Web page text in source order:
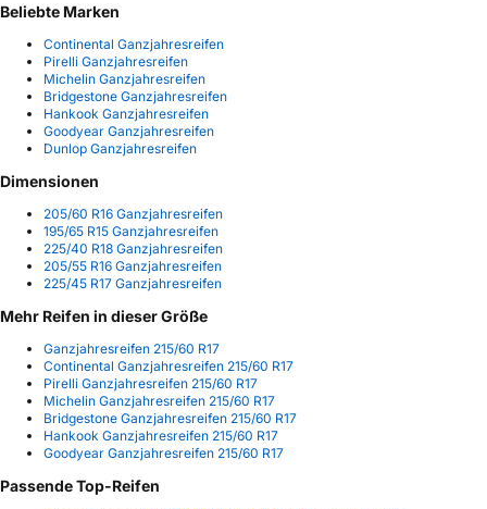
Beliebte Marken
Continental Ganzjahresreifen
Pirelli Ganzjahresreifen
Michelin Ganzjahresreifen
Bridgestone Ganzjahresreifen
Hankook Ganzjahresreifen
Goodyear Ganzjahresreifen
Dunlop Ganzjahresreifen
Dimensionen
205/60 R16 Ganzjahresreifen
195/65 R15 Ganzjahresreifen
225/40 R18 Ganzjahresreifen
205/55 R16 Ganzjahresreifen
225/45 R17 Ganzjahresreifen
Mehr Reifen in dieser Größe
Ganzjahresreifen 215/60 R17
Continental Ganzjahresreifen 215/60 R17
Pirelli Ganzjahresreifen 215/60 R17
Michelin Ganzjahresreifen 215/60 R17
Bridgestone Ganzjahresreifen 215/60 R17
Hankook Ganzjahresreifen 215/60 R17
Goodyear Ganzjahresreifen 215/60 R17
Passende Top-Reifen